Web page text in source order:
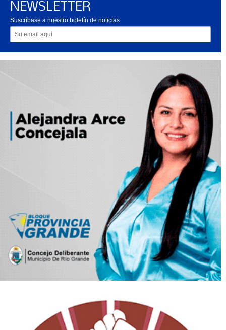
NEWSLETTER
Suscríbase a nuestro boletín de noticias